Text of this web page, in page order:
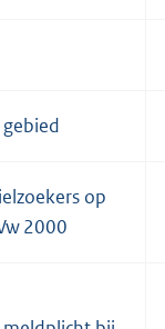
op
2000